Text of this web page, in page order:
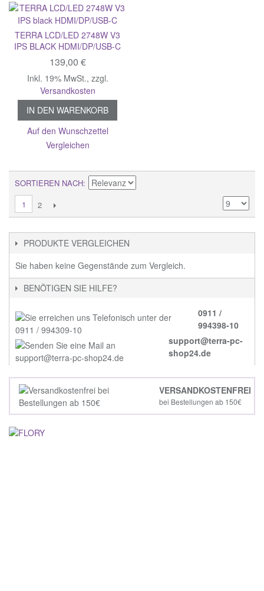
TERRA LCD/LED 2748W V3
IPS BLACK HDMI/DP/USB-C
139,00 €
Inkl. 19% MwSt., zzgl.
Versandkosten
IN DEN WARENKORB
Auf den Wunschzettel
Vergleichen
SORTIEREN NACH
1
2
PRODUKTE VERGLEICHEN
Sie haben keine Gegenstände zum Vergleich.
BENÖTIGEN SIE HILFE?
0911 /
994398-10
support@terra-pc-
shop24.de
VERSANDKOSTENFREI
bei Bestellungen ab 150€